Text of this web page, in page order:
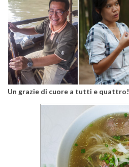
Un grazie di cuore a tutti e quattro!